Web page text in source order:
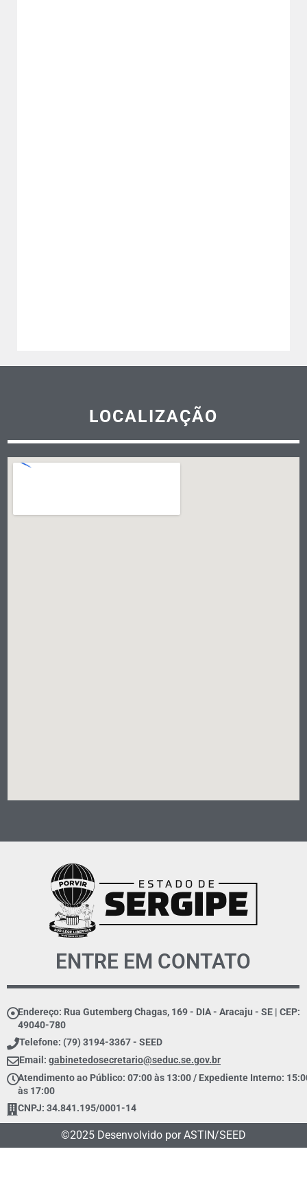
LOCALIZAÇÃO
ENTRE EM CONTATO
Endereço: Rua Gutemberg Chagas, 169 - DIA - Aracaju - SE | CEP:
49040-780
Telefone: (79) 3194-3367 - SEED
Email: gabinetedosecretario@seduc.se.gov.br
Atendimento ao Público: 07:00 às 13:00 / Expediente Interno:
às 17:00
CNPJ: 34.841.195/0001-14
©2025 Desenvolvido por ASTIN/SEED